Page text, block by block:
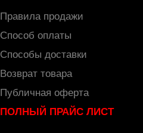
Правила продажи
Способ оплаты
Способы доставки
Возврат товара
Публичная оферта
ПОЛНЫЙ ПРАЙС ЛИСТ